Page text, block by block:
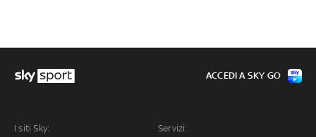
I siti Sky: Servizi:
ACCEDI A SKY GO